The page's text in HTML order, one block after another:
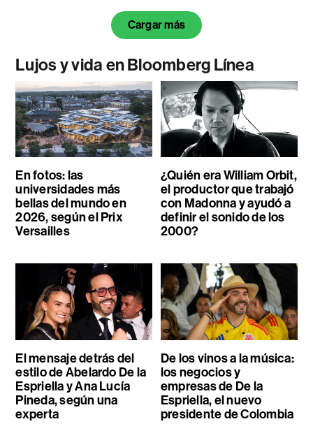
Cargar más
Lujos y vida en Bloomberg Línea
En fotos: las
universidades más
bellas del mundo en
2026, según el Prix
Versailles
¿Quién era William Orbit,
el productor que trabajó
con Madonna y ayudó a
definir el sonido de los
2000?
El mensaje detrás del
estilo de Abelardo De la
Espriella y Ana Lucía
Pineda, según una
experta
De los vinos a la música:
los negocios y
empresas de De la
Espriella, el nuevo
presidente de Colombia